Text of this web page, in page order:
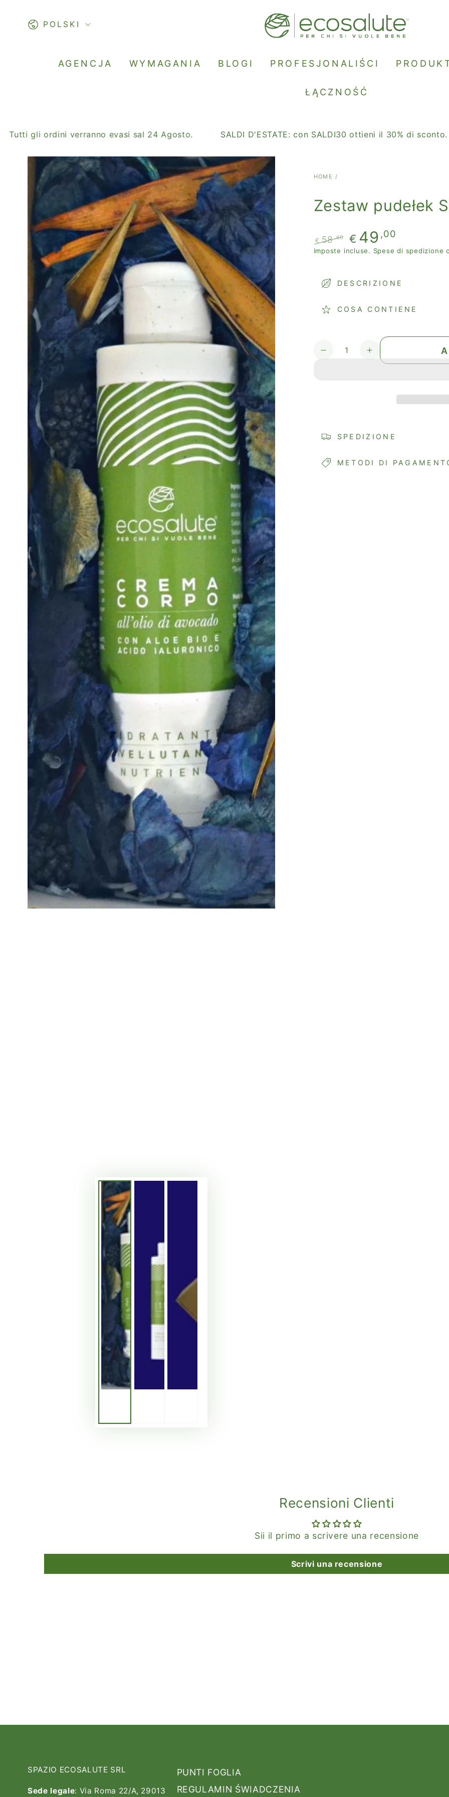
Lingua
POLSKI
AGENCJA WYMAGANIA BLOGI PROFESJONALIŚCI
ŁĄCZNOŚĆ
gli ordini verranno evasi sal 24 Agosto. SALDI D'ESTATE: con SALDI30 ottieni il 30% di sconto.
PASSA ALLE
INFORMAZIONE
SUL PRODOTTO
HOME /
Zestaw pudełek
Prezzo
€ 58,60
Il
liquidazione
€ 49 ,00
Imposte incluse. Spese di spedizione
DESCRIZIONE
COSA CONTIENE
Quantità
Diminuisci
Aumenta
quantità
pudełek
SPEDIZIONE
METODI DI
Recensioni Clienti
Sii il primo a scrivere una recensione
Scrivi una recensione
SPAZIO ECOSALUTE SRL
Sede legale: Via Roma 22/A, 29013
PUNTI FOGLIA
REGULAMIN ŚWIADCZENIA